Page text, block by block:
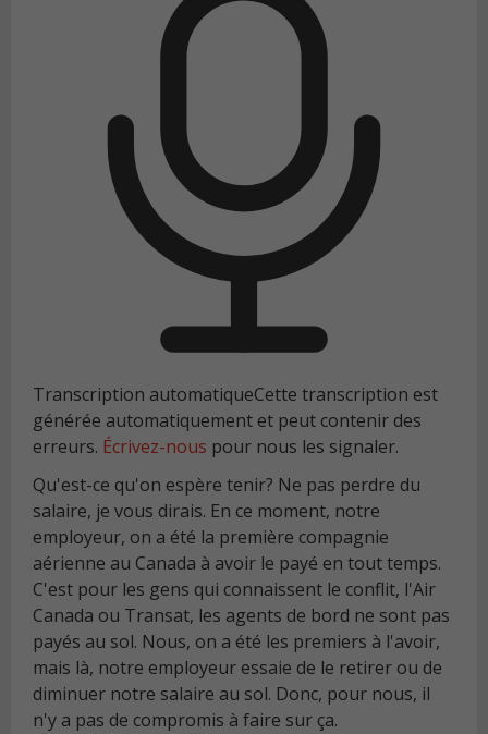
Transcription automatiqueCette transcription est
générée automatiquement et peut contenir des
erreurs. Écrivez-nous pour nous les signaler.
Qu'est-ce qu'on espère tenir? Ne pas perdre du
salaire, je vous dirais. En ce moment, notre
employeur, on a été la première compagnie
aérienne au Canada à avoir le payé en tout temps.
C'est pour les gens qui connaissent le conflit, l'Air
Canada ou Transat, les agents de bord ne sont pas
payés au sol. Nous, on a été les premiers à l'avoir,
mais là, notre employeur essaie de le retirer ou de
diminuer notre salaire au sol. Donc, pour nous, il
n'y a pas de compromis à faire sur ça.